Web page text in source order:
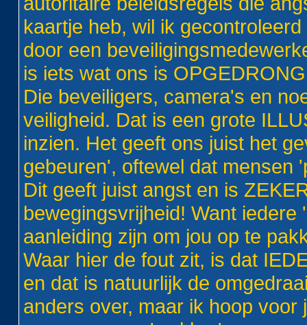
kaartje heb, wil ik
door een
is iets wat ons is
Die beveiligers, camera's en
veiligheid. Dat is een grote
inzien. Het geeft ons juist het
gebeuren', oftewel dat mensen
Dit geeft juist angst en is
bewegingsvrijheid! Want
aanleiding zijn om jou op te
Waar hier de fout zit, is dat
en dat is natuurlijk de
anders over, maar ik hoop